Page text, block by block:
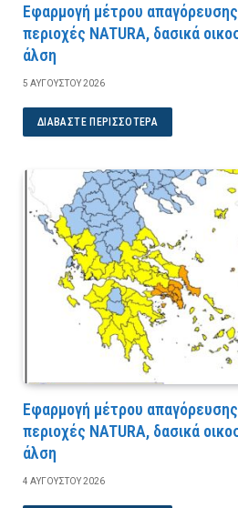
Εφαρμογή μέτρου
περιοχές NATURA, δασικά
άλση
5 ΑΥΓΟΎΣΤΟΥ 2026
ΔΙΑΒΆΣΤΕ ΠΕΡΙΣΣΌΤΕΡΑ
Εφαρμογή μέτρου
περιοχές NATURA, δασικά
άλση
4 ΑΥΓΟΎΣΤΟΥ 2026